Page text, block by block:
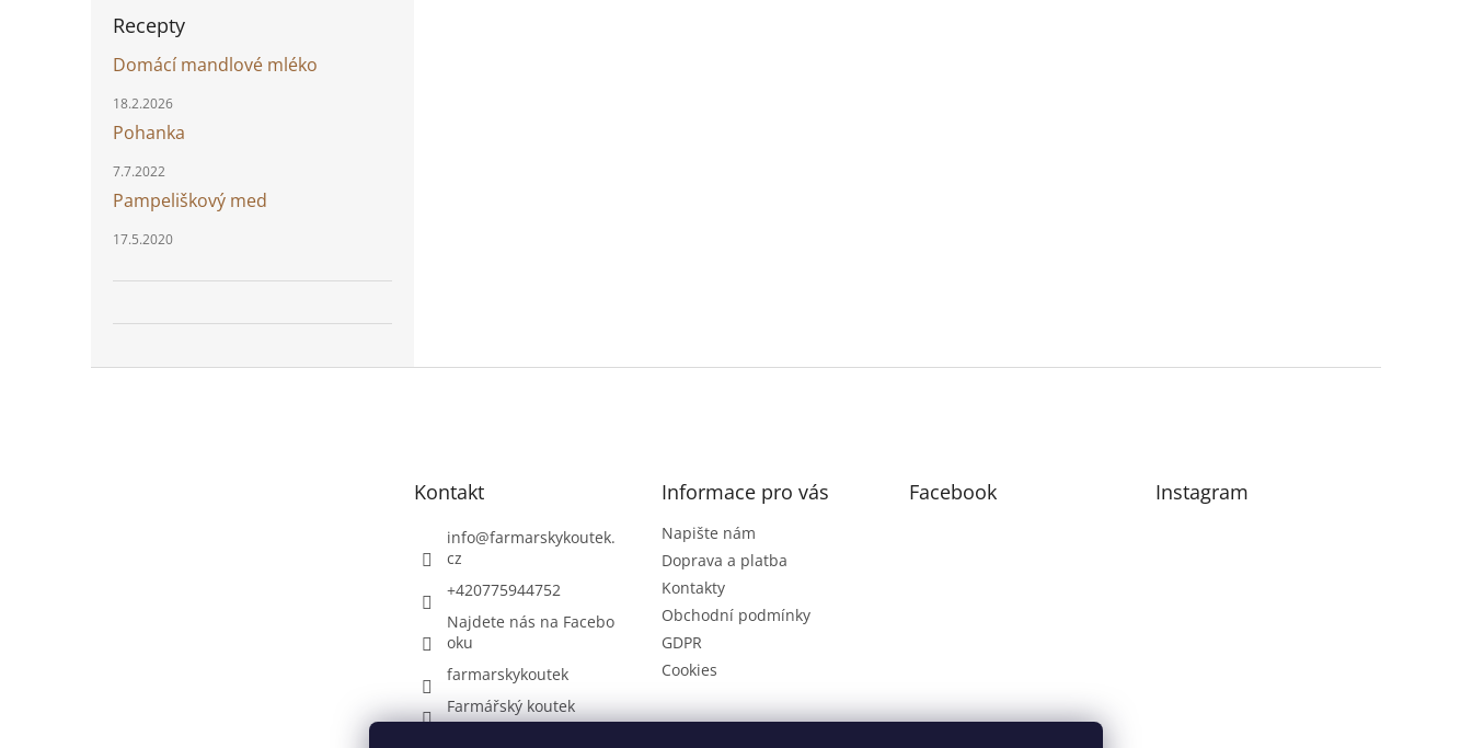
Recepty
Domácí mandlové mléko
18.2.2026
Pohanka
7.7.2022
Pampeliškový med
17.5.2020
Kontakt
info@farmarskykoutek.
cz
+420775944752
Najdete nás na Facebo
oku
farmarskykoutek
Farmářský koutek
Informace pro vás
Napište nám
Doprava a platba
Kontakty
Obchodní podmínky
GDPR
Cookies
Facebook Instagram